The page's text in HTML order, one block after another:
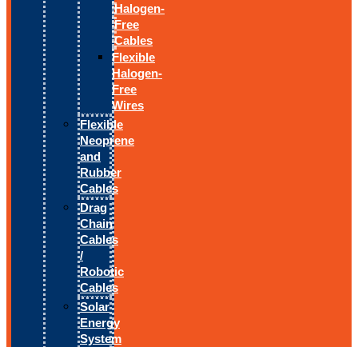
Halogen-
Free
Cables
Flexible
Halogen-
Free
Wires
Flexible
Neoprene
and
Rubber
Cables
Drag
Chain
Cables
/
Robotic
Cables
Solar
Energy
System